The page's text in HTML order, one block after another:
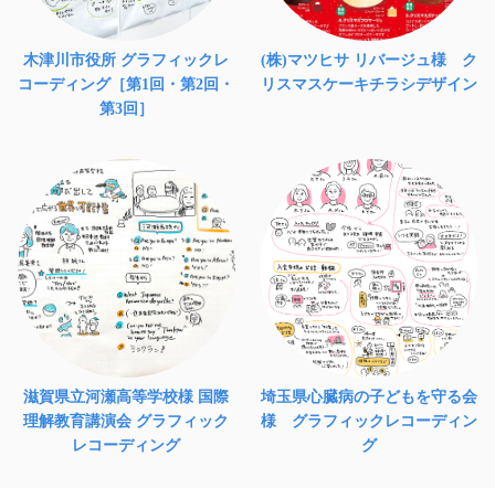
木津川市役所 グラフィックレ
コーディング［第1回・第2回・
第3回］
(株)マツヒサ リバージュ様 ク
リスマスケーキチラシデザイン
滋賀県立河瀬高等学校様 国際
理解教育講演会 グラフィック
レコーディング
埼玉県心臓病の子どもを守る会
様 グラフィックレコーディン
グ